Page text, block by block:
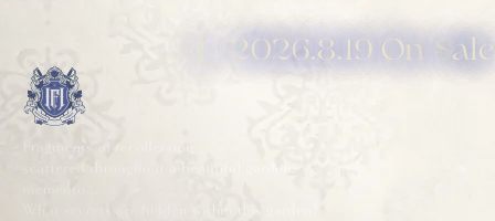
{ 2026.8.19 On ale